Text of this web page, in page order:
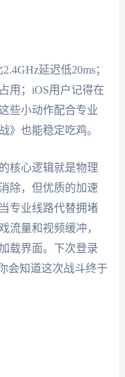
延迟低20ms；
用；iOS用户记得在
些小动作配合专业
》也能稳定吃鸡。
核心逻辑就是物理
除，但优质的加速
专业线路代替拥堵
流量和视频缓冲，
载界面。下次登录
会知道这次战斗终于